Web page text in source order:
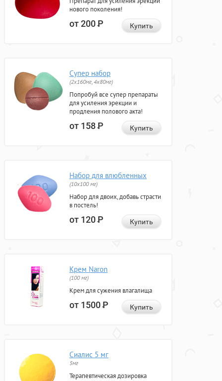
нового поколения!
от 200Р Купить
Супер набор
(2х160мг, 4х80мг)
Попробуй все супер препараты
для усиления эрекции и
продления полового акта!
от 158Р Купить
Набор для влюбленных
(10х100 мг)
Набор для двоих, добавь страсти
в постель!
от 120Р Купить
Крем Naron
(100 мг)
Крем для сужения влагалища
от 1500Р Купить
Сиалис 5 мг
5мг
Терапевтическая дозировка